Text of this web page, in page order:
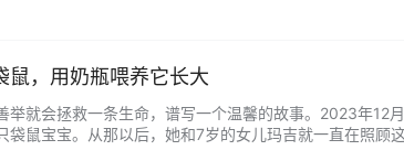
鼠，用奶瓶喂养它长大
举就会拯救一条生命，谱写一个温馨的故事。2023年12
袋鼠宝宝。从那以后，她和7岁的女儿玛吉就一直在照顾